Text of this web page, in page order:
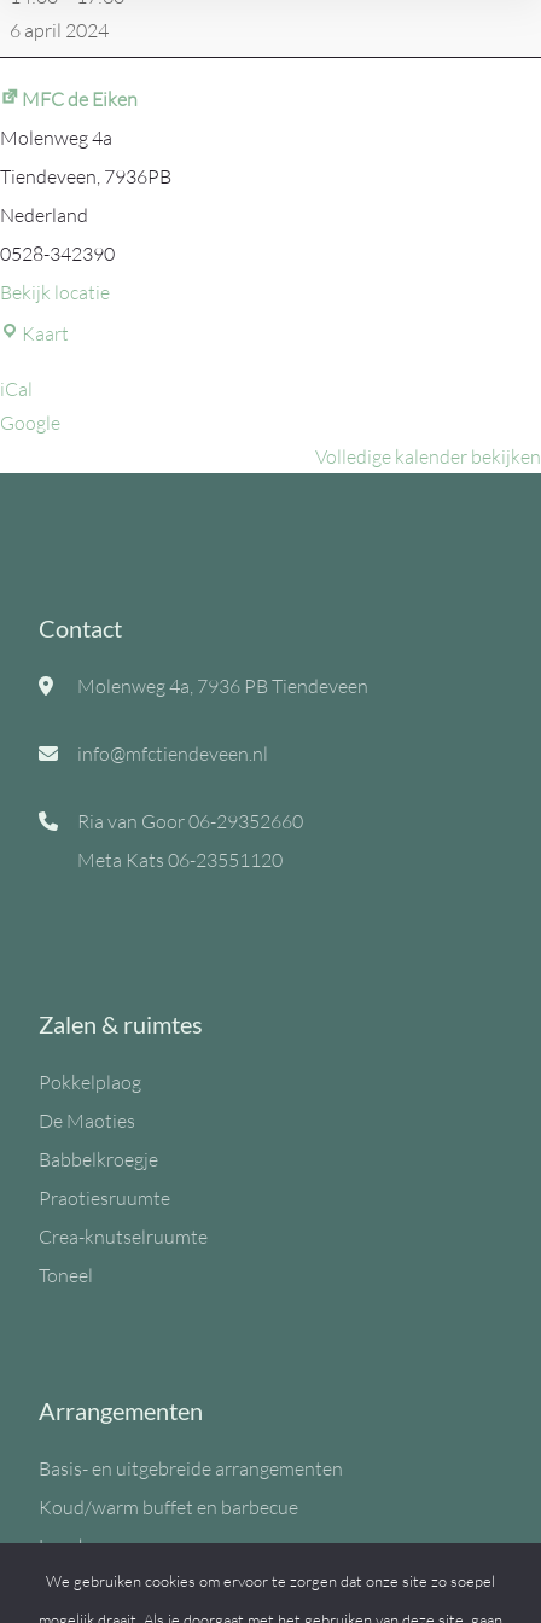
VVAK
6 april 2024
MFC de Eiken
Molenweg 4a
Tiendeveen, 7936PB
Nederland
0528-342390
Bekijk locatie
Kaart
iCal
Google
Volledige kalender bekijken
Contact
Molenweg 4a, 7936 PB Tiendeveen
info@mfctiendeveen.nl
Ria van Goor06-29352660
Meta Kats 06-23551120
Zalen & ruimtes
Pokkelplaog
De Maoties
Babbelkroegje
Praotiesruumte
Crea-knutselruumte
Toneel
Arrangementen
Basis- en uitgebreide arrangementen
Koud/warm buffet en barbecue
Lunch
Sportzaal
We gebruiken cookies om ervoor te zorgen dat onze site zo soepel